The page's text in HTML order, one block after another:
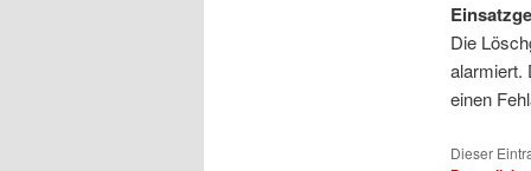
Die
alarmiert.
einen
Dieser